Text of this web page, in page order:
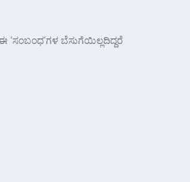
‘ಸಂಬಂಧ’ಗಳ ಬೆಸುಗೆಯಿಲ್ಲದಿದ್ದರೆ